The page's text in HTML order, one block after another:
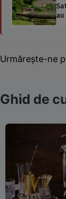
Urmărește-ne
Ghid de